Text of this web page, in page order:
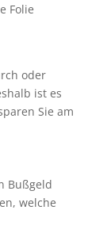
Folie
oder
ist es
Sie am
Bußgeld
welche